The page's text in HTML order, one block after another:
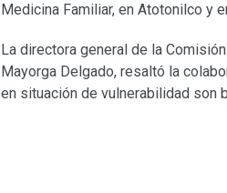
Medicina Familiar, en Atotonilco y
La directora general de la
Mayorga Delgado, resaltó la
en situación de vulnerabilidad son